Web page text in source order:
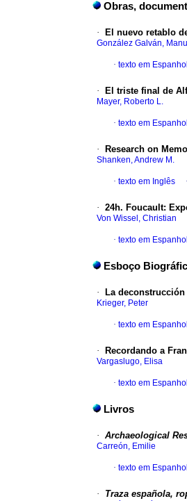
Obras,
· El nuevo retablo
González Galván,
· texto em Espanhol
· El triste final de
Mayer, Roberto L.
· texto em Espanhol
· Research on
Shanken, Andrew M.
· texto em Inglês ·
· 24h. Foucault:
Von Wissel, Christian
· texto em Espanhol
Esboço
· La deconstrucción
Krieger, Peter
· texto em Espanhol
· Recordando a
Vargaslugo, Elisa
· texto em Espanhol
Livros
· Archaeological
Carreón, Emilie
· texto em Espanhol
· Traza española,